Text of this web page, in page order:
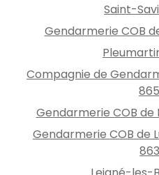
Saint-
Gendarmerie COB
Compagnie de
Gendarmerie COB
Gendarmerie COB de